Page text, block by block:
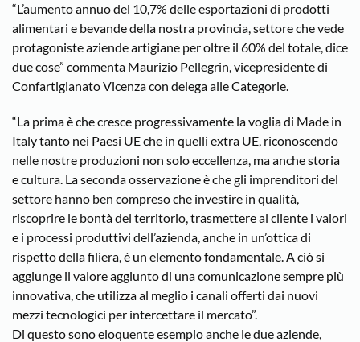
“L’aumento annuo del 10,7% delle esportazioni di prodotti
alimentari e bevande della nostra provincia, settore che vede
protagoniste aziende artigiane per oltre il 60% del totale, dice
due cose” commenta Maurizio Pellegrin, vicepresidente di
Confartigianato Vicenza con delega alle Categorie.
“La prima è che cresce progressivamente la voglia di Made in
Italy tanto nei Paesi UE che in quelli extra UE, riconoscendo
nelle nostre produzioni non solo eccellenza, ma anche storia
e cultura. La seconda osservazione è che gli imprenditori del
settore hanno ben compreso che investire in qualità,
riscoprire le bontà del territorio, trasmettere al cliente i valori
e i processi produttivi dell’azienda, anche in un’ottica di
rispetto della filiera, è un elemento fondamentale. A ciò si
aggiunge il valore aggiunto di una comunicazione sempre più
innovativa, che utilizza al meglio i canali offerti dai nuovi
mezzi tecnologici per intercettare il mercato”.
Di questo sono eloquente esempio anche le due aziende,